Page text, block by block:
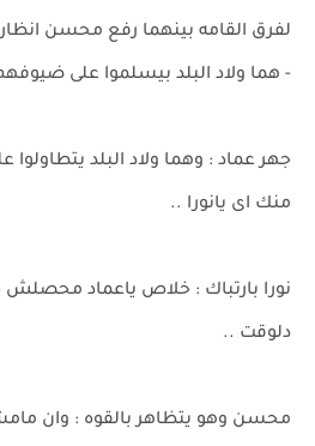
لفرق القامه بينهما رفع محسن
- هما ولاد البلد بيسلموا على
جهر عماد : وهما ولاد البلد يتطاولوا
منك اى يانورا ..
نورا بارتباك : خلاص ياعماد
دلوقت ..
محسن وهو يتظاهر بالقوه : وان